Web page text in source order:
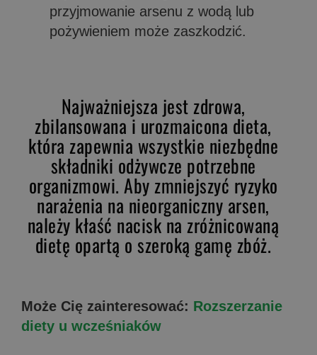
przyjmowanie arsenu z wodą lub
pożywieniem może zaszkodzić.
Najważniejsza jest zdrowa,
zbilansowana i urozmaicona dieta,
która zapewnia wszystkie niezbędne
składniki odżywcze potrzebne
organizmowi. Aby zmniejszyć ryzyko
narażenia na nieorganiczny arsen,
należy kłaść nacisk na zróżnicowaną
dietę opartą o szeroką gamę zbóż.
Może Cię zainteresować: Rozszerzanie
diety u wcześniaków